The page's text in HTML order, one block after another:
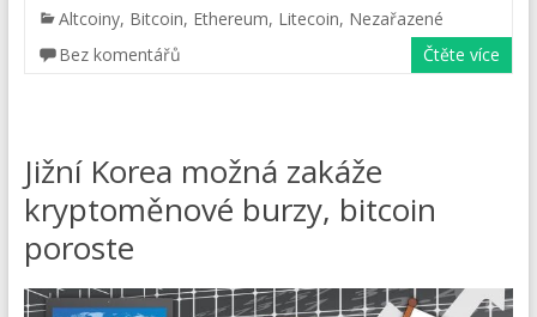
Altcoiny, Bitcoin, Ethereum, Litecoin, Nezařazené
Bez komentářů
Čtěte více
Jižní Korea možná zakáže
kryptoměnové burzy, bitcoin
poroste